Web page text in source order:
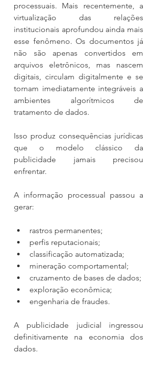
processuais. Mais recentemente, a
virtualização das relações
institucionais aprofundou ainda mais
esse fenômeno. Os documentos já
não são apenas convertidos em
arquivos eletrônicos, mas nascem
digitais, circulam digitalmente e se
tornam imediatamente integráveis a
ambientes algorítmicos de
tratamento de dados.
Isso produz consequências jurídicas
que o modelo clássico da
publicidade jamais precisou
enfrentar.
A informação processual passou a
gerar:
rastros permanentes;
perfis reputacionais;
classificação automatizada;
mineração comportamental;
cruzamento de bases de dados;
exploração econômica;
engenharia de fraudes.
A publicidade judicial ingressou
definitivamente na economia dos
dados.